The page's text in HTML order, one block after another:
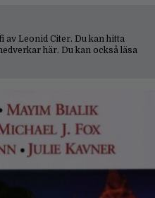
Leonid Citer. Du kan hitta
här. Du kan också läsa